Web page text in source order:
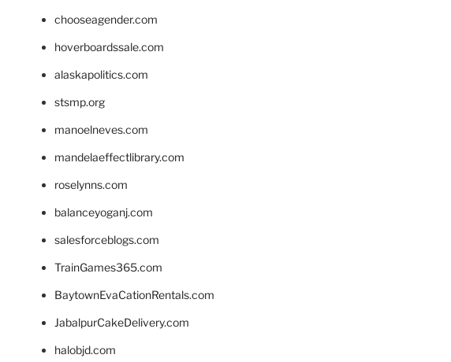
chooseagender.com
hoverboardssale.com
alaskapolitics.com
stsmp.org
manoelneves.com
mandelaeffectlibrary.com
roselynns.com
balanceyoganj.com
salesforceblogs.com
TrainGames365.com
BaytownEvaCationRentals.com
JabalpurCakeDelivery.com
halobjd.com